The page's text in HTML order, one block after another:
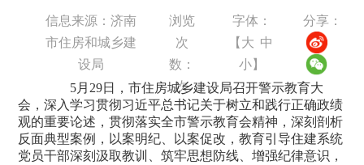
信息来源：济南
市住房和城乡建
设局
浏览
次
数：
次
字体：
【 大 中
小】
分享：
5月29日，市住房城乡建设局召开警示教育大
会，深入学习贯彻习近平总书记关于树立和践行正确政绩
观的重要论述，贯彻落实全市警示教育会精神，深刻剖析
反面典型案例，以案明纪、以案促改，教育引导住建系统
党员干部深刻汲取教训、筑牢思想防线、增强纪律意识，